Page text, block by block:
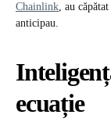
Chainlink, au
anticipau.
ecuație